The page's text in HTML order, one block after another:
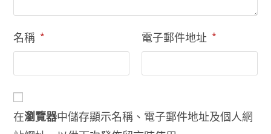
名稱 * 電子郵件地址 *
在瀏覽器中儲存顯示名稱、電子郵件地址及個人網